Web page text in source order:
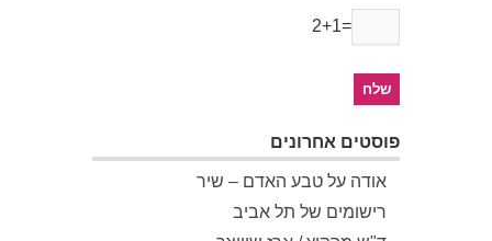
2+1=
פוסטים אחרונים
אודה על טבע האדם – שיר
רישומים של תל אביב